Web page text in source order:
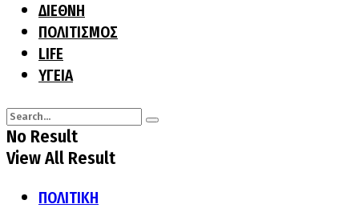
ΔΙΕΘΝΗ
ΠΟΛΙΤΙΣΜΟΣ
LIFE
ΥΓΕΙΑ
No Result
View All Result
ΠΟΛΙΤΙΚΗ